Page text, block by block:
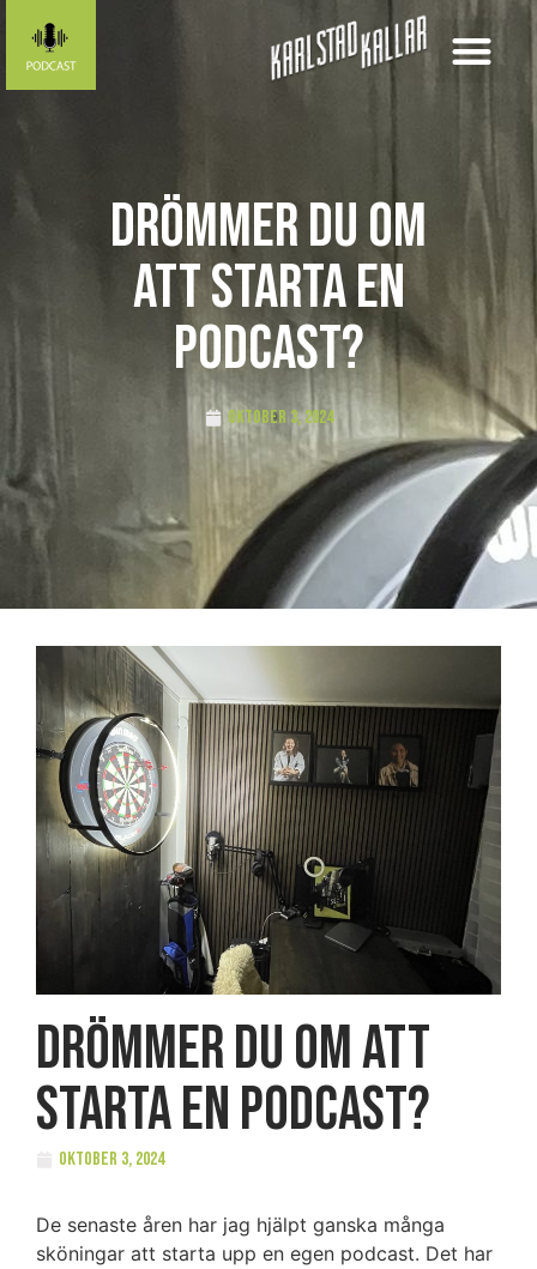
Drömmer du om
att starta en
podcast?
oktober 3, 2024
Drömmer du om att
starta en podcast?
oktober 3, 2024
De senaste åren har jag hjälpt ganska många
sköningar att starta upp en egen podcast. Det har